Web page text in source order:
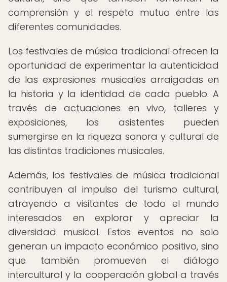
comprensión y el respeto mutuo entre las
diferentes comunidades.
Los festivales de música tradicional ofrecen la
oportunidad de experimentar la autenticidad
de las expresiones musicales arraigadas en
la historia y la identidad de cada pueblo. A
través de actuaciones en vivo, talleres y
exposiciones, los asistentes pueden
sumergirse en la riqueza sonora y cultural de
las distintas tradiciones musicales.
Además, los festivales de música tradicional
contribuyen al impulso del turismo cultural,
atrayendo a visitantes de todo el mundo
interesados en explorar y apreciar la
diversidad musical. Estos eventos no solo
generan un impacto económico positivo, sino
que también promueven el diálogo
intercultural y la cooperación global a través